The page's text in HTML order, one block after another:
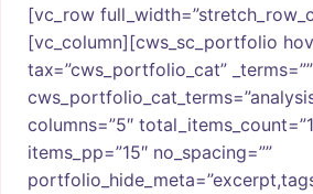
[vc_row
[vc_column][cws_sc_portfolio
tax=”cws_portfolio_cat” _terms=””
columns=”5″
items_pp=”15″ no_spacing=””